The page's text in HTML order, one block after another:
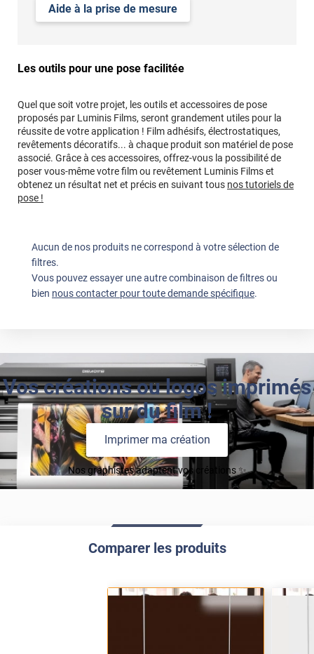
Aide à la prise de mesure
Les outils pour une pose facilitée
Quel que soit votre projet, les outils et accessoires de pose
proposés par Luminis Films, seront grandement utiles pour la
réussite de votre application ! Film adhésifs, électrostatiques,
revêtements décoratifs... à chaque produit son matériel de pose
associé. Grâce à ces accessoires, offrez-vous la possibilité de
poser vous-même votre film ou revêtement Luminis Films et
obtenez un résultat net et précis en suivant tous nos tutoriels de
pose !
Aucun de nos produits ne correspond à votre sélection de
filtres.
Vous pouvez essayer une autre combinaison de filtres ou
bien nous contacter pour toute demande spécifique.
Vos créations ou logos imprimés
sur du film !
Imprimer ma création
Nos graphistes adaptent vos créations ✨
Comparer les produits